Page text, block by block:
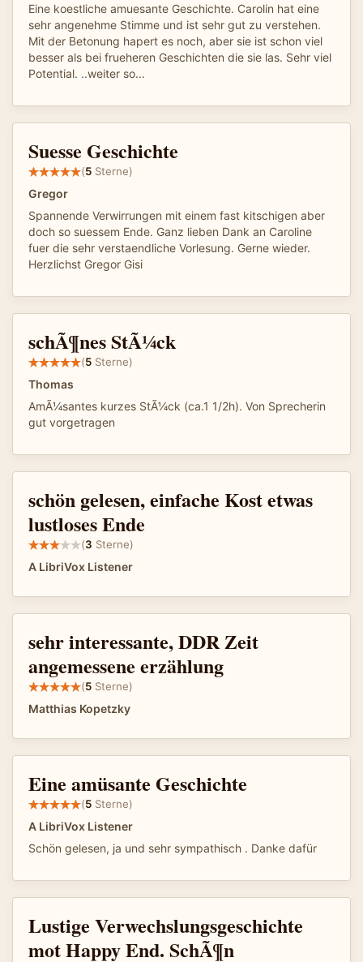
Eine koestliche amuesante Geschichte. Carolin hat eine
sehr angenehme Stimme und ist sehr gut zu verstehen.
Mit der Betonung hapert es noch, aber sie ist schon viel
besser als bei frueheren Geschichten die sie las. Sehr viel
Potential. ..weiter so...
Suesse Geschichte
(5 Sterne)
Gregor
Spannende Verwirrungen mit einem fast kitschigen aber
doch so suessem Ende. Ganz lieben Dank an Caroline
fuer die sehr verstaendliche Vorlesung. Gerne wieder.
Herzlichst Gregor Gisi
schÃ¶nes StÃ¼ck
(5 Sterne)
Thomas
AmÃ¼santes kurzes StÃ¼ck (ca.1 1/2h). Von Sprecherin
gut vorgetragen
schön gelesen, einfache Kost etwas
lustloses Ende
(3 Sterne)
A LibriVox Listener
sehr interessante, DDR Zeit
angemessene erzählung
(5 Sterne)
Matthias Kopetzky
Eine amüsante Geschichte
(5 Sterne)
A LibriVox Listener
Schön gelesen, ja und sehr sympathisch . Danke dafür
Lustige Verwechslungsgeschichte
mot Happy End. SchÃ¶n